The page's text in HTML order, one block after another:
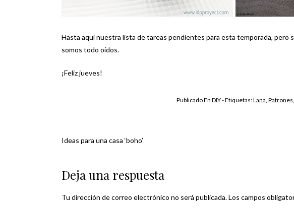
Hasta aquí nuestra lista de tareas pendientes para esta temporada, pero
somos todo oídos.
¡Feliz jueves!
Publicado En DIY- Etiquetas:Lana, Patrones,
Navegación
de
entradas
Ideas para una casa ‘boho’
Deja una respuesta
Tu dirección de correo electrónico no será publicada.Los campos